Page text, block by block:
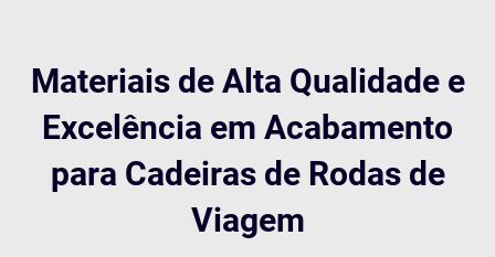
Materiais de Alta Qualidade e
Excelência em Acabamento
para Cadeiras de Rodas de
Viagem